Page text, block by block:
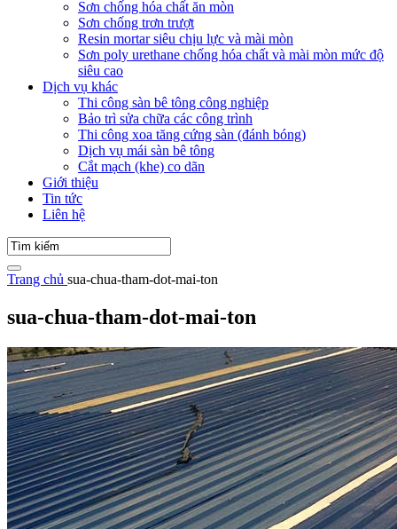
Sơn chống hóa chất ăn mòn
Sơn chống trơn trượt
Resin mortar siêu chịu lực và mài mòn
Sơn poly urethane chống hóa chất và mài mòn mức độ
siêu cao
Dịch vụ khác
Thi công sàn bê tông công nghiệp
Bảo trì sửa chữa các công trình
Thi công xoa tăng cứng sàn (đánh bóng)
Dịch vụ mái sàn bê tông
Cắt mạch (khe) co dãn
Giới thiệu
Tin tức
Liên hệ
Trang chủ sua-chua-tham-dot-mai-ton
sua-chua-tham-dot-mai-ton